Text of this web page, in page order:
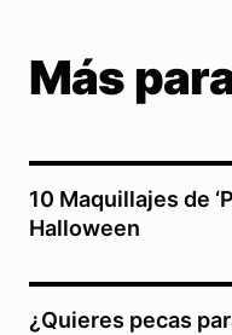
Más
10 Maquillajes de
Halloween
¿Quieres pecas